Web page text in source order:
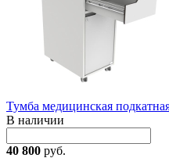
Тумба медицинская
В наличии
40 800 руб.